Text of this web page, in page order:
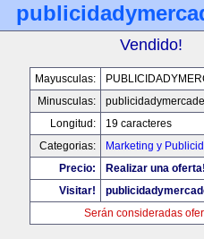
Vendido!
Mayusculas:
Minusculas:
Longitud:
19 caracteres
Categorias:
Marketing y
Precio:
Realizar una
Visitar!
Serán consideradas